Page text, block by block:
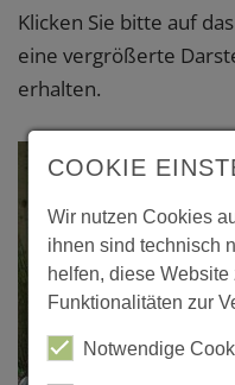
Klicken Sie bitte auf
eine vergrößerte
erhalten.
COOKIE
Wir nutzen Cookies
ihnen sind technisch
helfen, diese
Funktionalitäten zur
Notwendige